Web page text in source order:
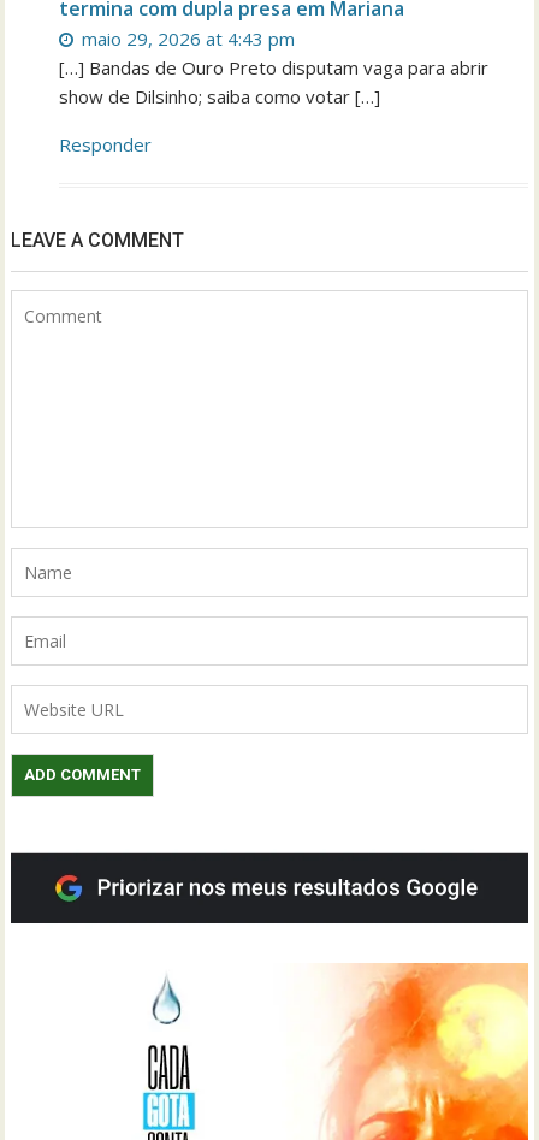
termina com dupla presa em Mariana
maio 29, 2026 at 4:43 pm
[…] Bandas de Ouro Preto disputam vaga para abrir
show de Dilsinho; saiba como votar […]
Responder
LEAVE A COMMENT